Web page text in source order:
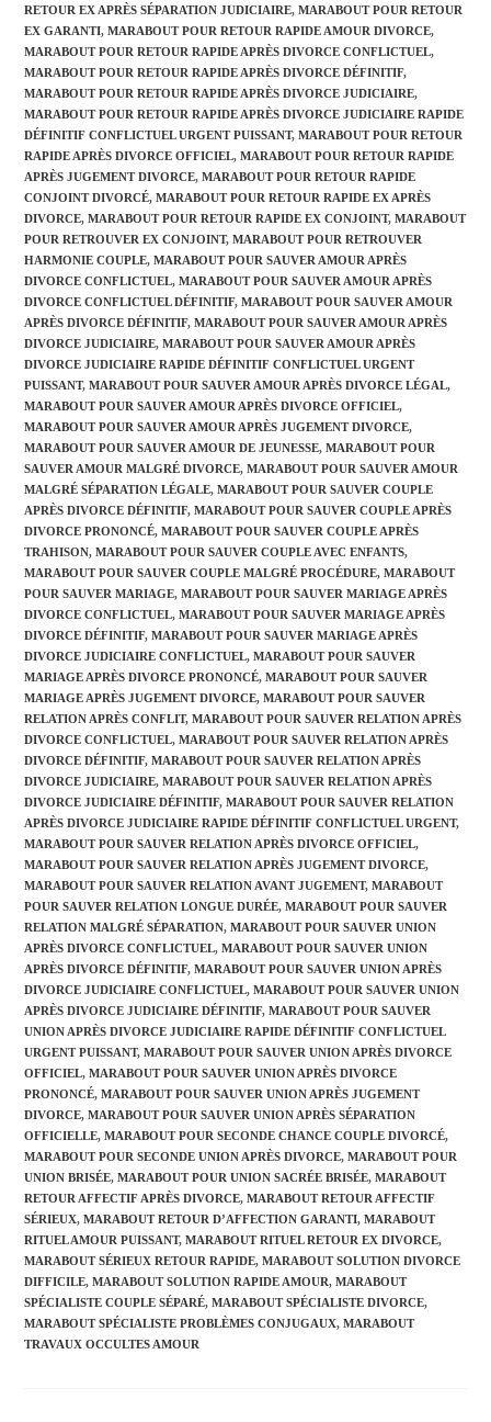
RETOUR EX APRÈS SÉPARATION JUDICIAIRE, MARABOUT POUR RETOUR
EX GARANTI, MARABOUT POUR RETOUR RAPIDE AMOUR DIVORCE,
MARABOUT POUR RETOUR RAPIDE APRÈS DIVORCE CONFLICTUEL,
MARABOUT POUR RETOUR RAPIDE APRÈS DIVORCE DÉFINITIF,
MARABOUT POUR RETOUR RAPIDE APRÈS DIVORCE JUDICIAIRE,
MARABOUT POUR RETOUR RAPIDE APRÈS DIVORCE JUDICIAIRE RAPIDE
DÉFINITIF CONFLICTUEL URGENT PUISSANT, MARABOUT POUR RETOUR
RAPIDE APRÈS DIVORCE OFFICIEL, MARABOUT POUR RETOUR RAPIDE
APRÈS JUGEMENT DIVORCE, MARABOUT POUR RETOUR RAPIDE
CONJOINT DIVORCÉ, MARABOUT POUR RETOUR RAPIDE EX APRÈS
DIVORCE, MARABOUT POUR RETOUR RAPIDE EX CONJOINT, MARABOUT
POUR RETROUVER EX CONJOINT, MARABOUT POUR RETROUVER
HARMONIE COUPLE, MARABOUT POUR SAUVER AMOUR APRÈS
DIVORCE CONFLICTUEL, MARABOUT POUR SAUVER AMOUR APRÈS
DIVORCE CONFLICTUEL DÉFINITIF, MARABOUT POUR SAUVER AMOUR
APRÈS DIVORCE DÉFINITIF, MARABOUT POUR SAUVER AMOUR APRÈS
DIVORCE JUDICIAIRE, MARABOUT POUR SAUVER AMOUR APRÈS
DIVORCE JUDICIAIRE RAPIDE DÉFINITIF CONFLICTUEL URGENT
PUISSANT, MARABOUT POUR SAUVER AMOUR APRÈS DIVORCE LÉGAL,
MARABOUT POUR SAUVER AMOUR APRÈS DIVORCE OFFICIEL,
MARABOUT POUR SAUVER AMOUR APRÈS JUGEMENT DIVORCE,
MARABOUT POUR SAUVER AMOUR DE JEUNESSE, MARABOUT POUR
SAUVER AMOUR MALGRÉ DIVORCE, MARABOUT POUR SAUVER AMOUR
MALGRÉ SÉPARATION LÉGALE, MARABOUT POUR SAUVER COUPLE
APRÈS DIVORCE DÉFINITIF, MARABOUT POUR SAUVER COUPLE APRÈS
DIVORCE PRONONCÉ, MARABOUT POUR SAUVER COUPLE APRÈS
TRAHISON, MARABOUT POUR SAUVER COUPLE AVEC ENFANTS,
MARABOUT POUR SAUVER COUPLE MALGRÉ PROCÉDURE, MARABOUT
POUR SAUVER MARIAGE, MARABOUT POUR SAUVER MARIAGE APRÈS
DIVORCE CONFLICTUEL, MARABOUT POUR SAUVER MARIAGE APRÈS
DIVORCE DÉFINITIF, MARABOUT POUR SAUVER MARIAGE APRÈS
DIVORCE JUDICIAIRE CONFLICTUEL, MARABOUT POUR SAUVER
MARIAGE APRÈS DIVORCE PRONONCÉ, MARABOUT POUR SAUVER
MARIAGE APRÈS JUGEMENT DIVORCE, MARABOUT POUR SAUVER
RELATION APRÈS CONFLIT, MARABOUT POUR SAUVER RELATION APRÈS
DIVORCE CONFLICTUEL, MARABOUT POUR SAUVER RELATION APRÈS
DIVORCE DÉFINITIF, MARABOUT POUR SAUVER RELATION APRÈS
DIVORCE JUDICIAIRE, MARABOUT POUR SAUVER RELATION APRÈS
DIVORCE JUDICIAIRE DÉFINITIF, MARABOUT POUR SAUVER RELATION
APRÈS DIVORCE JUDICIAIRE RAPIDE DÉFINITIF CONFLICTUEL URGENT,
MARABOUT POUR SAUVER RELATION APRÈS DIVORCE OFFICIEL,
MARABOUT POUR SAUVER RELATION APRÈS JUGEMENT DIVORCE,
MARABOUT POUR SAUVER RELATION AVANT JUGEMENT, MARABOUT
POUR SAUVER RELATION LONGUE DURÉE, MARABOUT POUR SAUVER
RELATION MALGRÉ SÉPARATION, MARABOUT POUR SAUVER UNION
APRÈS DIVORCE CONFLICTUEL, MARABOUT POUR SAUVER UNION
APRÈS DIVORCE DÉFINITIF, MARABOUT POUR SAUVER UNION APRÈS
DIVORCE JUDICIAIRE CONFLICTUEL, MARABOUT POUR SAUVER UNION
APRÈS DIVORCE JUDICIAIRE DÉFINITIF, MARABOUT POUR SAUVER
UNION APRÈS DIVORCE JUDICIAIRE RAPIDE DÉFINITIF CONFLICTUEL
URGENT PUISSANT, MARABOUT POUR SAUVER UNION APRÈS DIVORCE
OFFICIEL, MARABOUT POUR SAUVER UNION APRÈS DIVORCE
PRONONCÉ, MARABOUT POUR SAUVER UNION APRÈS JUGEMENT
DIVORCE, MARABOUT POUR SAUVER UNION APRÈS SÉPARATION
OFFICIELLE, MARABOUT POUR SECONDE CHANCE COUPLE DIVORCÉ,
MARABOUT POUR SECONDE UNION APRÈS DIVORCE, MARABOUT POUR
UNION BRISÉE, MARABOUT POUR UNION SACRÉE BRISÉE, MARABOUT
RETOUR AFFECTIF APRÈS DIVORCE, MARABOUT RETOUR AFFECTIF
SÉRIEUX, MARABOUT RETOUR D’AFFECTION GARANTI, MARABOUT
RITUEL AMOUR PUISSANT, MARABOUT RITUEL RETOUR EX DIVORCE,
MARABOUT SÉRIEUX RETOUR RAPIDE, MARABOUT SOLUTION DIVORCE
DIFFICILE, MARABOUT SOLUTION RAPIDE AMOUR, MARABOUT
SPÉCIALISTE COUPLE SÉPARÉ, MARABOUT SPÉCIALISTE DIVORCE,
MARABOUT SPÉCIALISTE PROBLÈMES CONJUGAUX, MARABOUT
TRAVAUX OCCULTES AMOUR